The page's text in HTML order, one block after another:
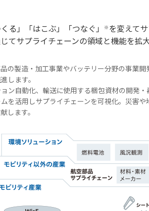
る」「はこぶ」「つなぐ」 ※を変えて
てサプライチェーンの領域と機能を拡
の製造・加工事業やバッテリー分野の事業
します。
ン自動化、輸送に使用する梱包資材の開発
を活用しサプライチェーンを可視化。災害
します。